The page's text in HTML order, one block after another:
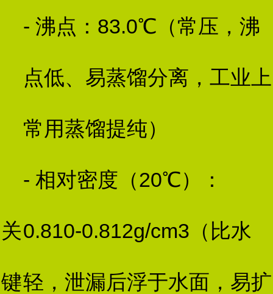
关
键
- 沸点：83.0℃（常压，沸
点低、易蒸馏分离，工业上
常用蒸馏提纯）
- 相对密度（20℃）：
0.810-0.812g/cm3（比水
轻，泄漏后浮于水面，易扩